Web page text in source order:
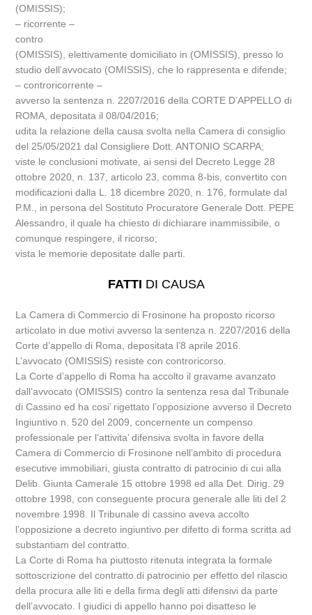
(OMISSIS);
– ricorrente –
contro
(OMISSIS), elettivamente domiciliato in (OMISSIS), presso lo
studio dell’avvocato (OMISSIS), che lo rappresenta e difende;
– controricorrente –
avverso la sentenza n. 2207/2016 della CORTE D’APPELLO di
ROMA, depositata il 08/04/2016;
udita la relazione della causa svolta nella Camera di consiglio
del 25/05/2021 dal Consigliere Dott. ANTONIO SCARPA;
viste le conclusioni motivate, ai sensi del Decreto Legge 28
ottobre 2020, n. 137, articolo 23, comma 8-bis, convertito con
modificazioni dalla L. 18 dicembre 2020, n. 176, formulate dal
P.M., in persona del Sostituto Procuratore Generale Dott. PEPE
Alessandro, il quale ha chiesto di dichiarare inammissibile, o
comunque respingere, il ricorso;
vista le memorie depositate dalle parti.
FATTI DI CAUSA
La Camera di Commercio di Frosinone ha proposto ricorso
articolato in due motivi avverso la sentenza n. 2207/2016 della
Corte d’appello di Roma, depositata l’8 aprile 2016.
L’avvocato (OMISSIS) resiste con controricorso.
La Corte d’appello di Roma ha accolto il gravame avanzato
dall’avvocato (OMISSIS) contro la sentenza resa dal Tribunale
di Cassino ed ha cosi’ rigettato l’opposizione avverso il Decreto
Ingiuntivo n. 520 del 2009, concernente un compenso
professionale per l’attivita’ difensiva svolta in favore della
Camera di Commercio di Frosinone nell’ambito di procedura
esecutive immobiliari, giusta contratto di patrocinio di cui alla
Delib. Giunta Camerale 15 ottobre 1998 ed alla Det. Dirig. 29
ottobre 1998, con conseguente procura generale alle liti del 2
novembre 1998. Il Tribunale di cassino aveva accolto
l’opposizione a decreto ingiuntivo per difetto di forma scritta ad
substantiam del contratto.
La Corte di Roma ha piuttosto ritenuta integrata la formale
sottoscrizione del contratto di patrocinio per effetto del rilascio
della procura alle liti e della firma degli atti difensivi da parte
dell’avvocato. I giudici di appello hanno poi disatteso le